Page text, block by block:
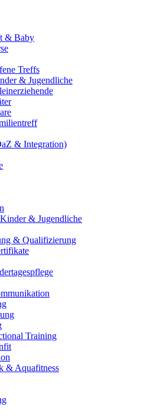
& Baby
Treffs
& Jugendliche
& Integration)
& Jugendliche
& Qualifizierung
Training
& Aquafitness